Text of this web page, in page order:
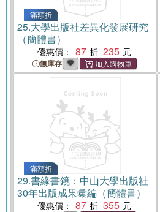
滿額折
25.大學出版社差異化發展研究
（簡體書）
優惠價： 87 235
無庫存
滿額折
29.書緣書鏡：中山大學出版社
30年出版成果彙編（簡體書）
優惠價： 87 355